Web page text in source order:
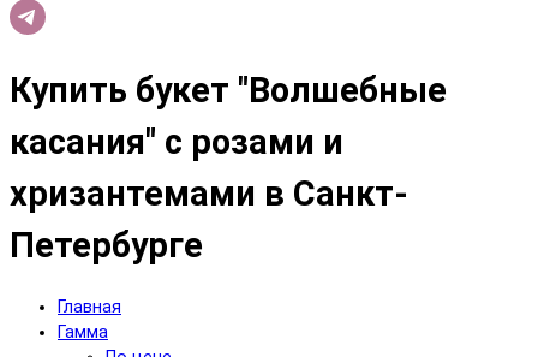
Купить букет "Волшебные
касания" с розами и
хризантемами в Санкт-
Петербурге
Главная
Гамма